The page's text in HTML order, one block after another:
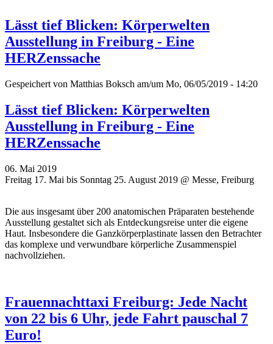
Lässt tief Blicken: Körperwelten
Ausstellung in Freiburg - Eine
HERZenssache
Gespeichert von Matthias Boksch am/um Mo, 06/05/2019 - 14:20
Lässt tief Blicken: Körperwelten
Ausstellung in Freiburg - Eine
HERZenssache
06. Mai 2019
Freitag 17. Mai bis Sonntag 25. August 2019 @ Messe, Freiburg
Die aus insgesamt über 200 anatomischen Präparaten bestehende
Ausstellung gestaltet sich als Entdeckungsreise unter die eigene
Haut. Insbesondere die Ganzkörperplastinate lassen den Betrachter
das komplexe und verwundbare körperliche Zusammenspiel
nachvollziehen.
Frauennachttaxi Freiburg: Jede Nacht
von 22 bis 6 Uhr, jede Fahrt pauschal 7
Euro!